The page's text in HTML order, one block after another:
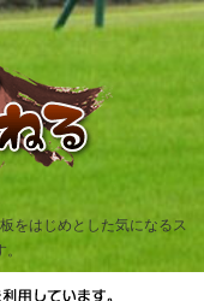
をはじめとした気になるス
。